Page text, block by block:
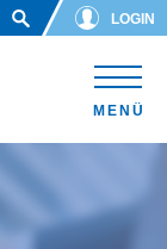
LOGIN
MENÜ